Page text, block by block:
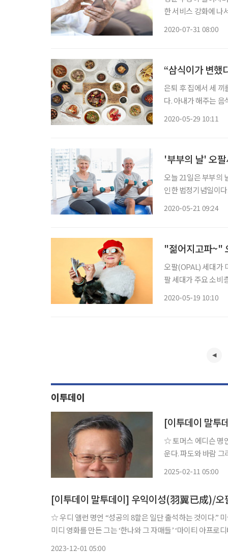
한 서비스 강화에 나
2020-07-31 08:00
“삼식이가 변
은퇴 후 집에서 세 끼
다. 아내가 해주는
2020-05-29 10:11
'부부의 날' 오
오늘 21일은 부부의
인한 법정기념일이
2020-05-21 09:24
"젊어지고파~"
오팔(OPAL) 세대가
팔 세대가 주요 소
2020-05-19 10:10
이투데이
[이투데이 말투
☆ 토머스 에디슨 명언 “나는 발상의 벽에 부딪힐 때면 해변이나 강가로 나가 낚싯
운다. 파도와 바람 그리
2025-02-11 05:00
[이투데이 말투데이] 우익이성(羽翼已成)/오
☆ 우디 앨런 명언 “성공의 8할은 일단 출석하는 것이다.” 미국의 영화감독. 자신이 각본한 ‘돈을 갖고 튀어라’ ‘사랑과 죽음’ 등의 코
미디 영화를 만든 그는 ‘한나와 그 자매들’ ‘마이티 아프
2023-12-01 05:00